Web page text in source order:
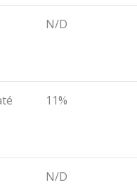
N/D
11%
N/D